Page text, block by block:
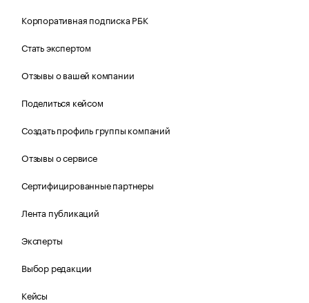
Корпоративная подписка РБК
Стать экспертом
Отзывы о вашей компании
Поделиться кейсом
Создать профиль группы компаний
Отзывы о сервисе
Сертифицированные партнеры
Лента публикаций
Эксперты
Выбор редакции
Кейсы